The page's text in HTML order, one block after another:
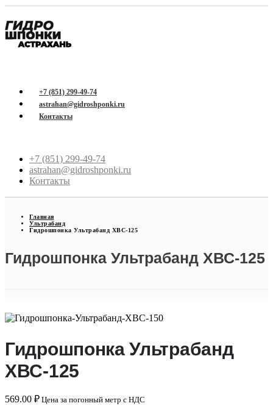
+7 (851) 299-49-74
astrahan@gidroshponki.ru
Контакты
+7 (851) 299-49-74
astrahan@gidroshponki.ru
Контакты
Главная
Ультрабанд
Гидрошпонка Ультрабанд ХВС-125
Гидрошпонка Ультрабанд ХВС-125
Гидрошпонка Ультрабанд
ХВС-125
569.00 ₽ Цена за погонный метр с НДС